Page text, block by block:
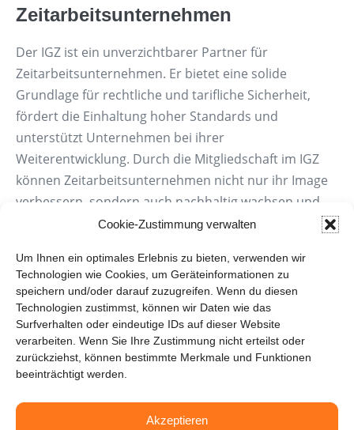
Cookie-Zustimmung verwalten
Um Ihnen ein optimales Erlebnis zu bieten, verwenden wir
Technologien wie Cookies, um Geräteinformationen zu
speichern und/oder darauf zuzugreifen. Wenn du diesen
Technologien zustimmst, können wir Daten wie das
Surfverhalten oder eindeutige IDs auf dieser Website
verarbeiten. Wenn Sie Ihre Zustimmung nicht erteilst oder
zurückziehst, können bestimmte Merkmale und Funktionen
beeinträchtigt werden.
Akzeptieren
Zeitarbeitsunternehmen
Der IGZ ist ein unverzichtbarer Partner für
Zeitarbeitsunternehmen. Er bietet eine solide
Grundlage für rechtliche und tarifliche Sicherheit,
fördert die Einhaltung hoher Standards und
unterstützt Unternehmen bei ihrer
Weiterentwicklung. Durch die Mitgliedschaft im IGZ
können Zeitarbeitsunternehmen nicht nur ihr Image
verbessern, sondern auch nachhaltig wachsen und
sich auf die Unterstützung eines starken Netzwerks
Ähnliche Einträge
BAP – Bundesverband Personaldienstleister
Ethik-Kodex der Zeitarbeit
BAP & IGZ – Standards setzen
Branchentarifverträge (BTV)
Compliance-Management in der Zeitarbeit